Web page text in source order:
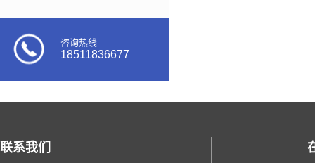
咨询热线
18511836677
联系我们